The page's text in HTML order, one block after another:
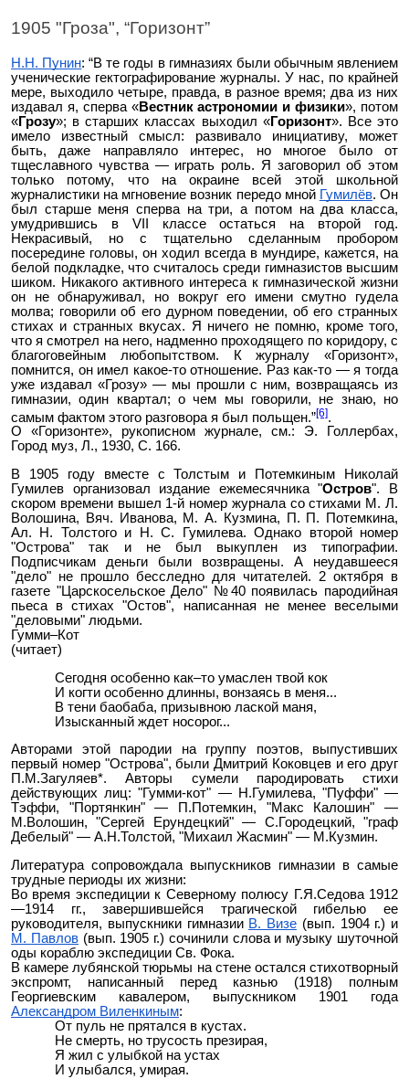
1905 "Гроза", “Горизонт”
Н.Н. Пунин: “В те годы в гимназиях были обычным явлением
ученические гектографирование журналы. У нас, по крайней
мере, выходило четыре, правда, в разное время; два из них
издавал я, сперва «Вестник астрономии и физики», потом
«Грозу»; в старших классах выходил «Горизонт». Все это
имело известный смысл: развивало инициативу, может
быть, даже направляло интерес, но многое было от
тщеславного чувства — играть роль. Я заговорил об этом
только потому, что на окраине всей этой школьной
журналистики на мгновение возник передо мной Гумилёв. Он
был старше меня сперва на три, а потом на два класса,
умудрившись в VII классе остаться на второй год.
Некрасивый, но с тщательно сделанным пробором
посередине головы, он ходил всегда в мундире, кажется, на
белой подкладке, что считалось среди гимназистов высшим
шиком. Никакого активного интереса к гимназической жизни
он не обнаруживал, но вокруг его имени смутно гудела
молва; говорили об его дурном поведении, об его странных
стихах и странных вкусах. Я ничего не помню, кроме того,
что я смотрел на него, надменно проходящего по коридору, с
благоговейным любопытством. К журналу «Горизонт»,
помнится, он имел какое-то отношение. Раз как-то — я тогда
уже издавал «Грозу» — мы прошли с ним, возвращаясь из
гимназии, один квартал; о чем мы говорили, не знаю, но
самым фактом этого разговора я был польщен.”[6].
О «Горизонте», рукописном журнале, см.: Э. Голлербах,
Город муз, Л., 1930, С. 166.
В 1905 году вместе с Толстым и Потемкиным Николай
Гумилев организовал издание ежемесячника "Остров". В
скором времени вышел 1-й номер журнала со стихами М. Л.
Волошина, Вяч. Иванова, М. А. Кузмина, П. П. Потемкина,
Ал. Н. Толстого и Н. С. Гумилева. Однако второй номер
"Острова" так и не был выкуплен из типографии.
Подписчикам деньги были возвращены. А неудавшееся
"дело" не прошло бесследно для читателей. 2 октября в
газете "Царскосельское Дело" №40 появилась пародийная
пьеса в стихах "Остов", написанная не менее веселыми
"деловыми" людьми.
Гумми–Кот
(читает)
Сегодня особенно как–то умаслен твой кок
И когти особенно длинны, вонзаясь в меня...
В тени баобаба, призывною лаской маня,
Изысканный ждет носорог...
Авторами этой пародии на группу поэтов, выпустивших
первый номер "Острова", были Дмитрий Коковцев и его друг
П.М.Загуляев*. Авторы сумели пародировать стихи
действующих лиц: "Гумми-кот" — Н.Гумилева, "Пуффи" —
Тэффи, "Портянкин" — П.Потемкин, "Макс Калошин" —
М.Волошин, "Сергей Ерундецкий" — С.Городецкий, "граф
Дебелый" — А.Н.Толстой, "Михаил Жасмин" — М.Кузмин.
Литература сопровождала выпускников гимназии в самые
трудные периоды их жизни:
Во время экспедиции к Северному полюсу Г.Я.Седова 1912
—1914 гг., завершившейся трагической гибелью ее
руководителя, выпускники гимназии В. Визе (вып. 1904 г.) и
М. Павлов(вып. 1905 г.) сочинили слова и музыку шуточной
оды кораблю экспедиции Св. Фока.
В камере лубянской тюрьмы на стене остался стихотворный
экспромт, написанный перед казнью (1918) полным
Георгиевским кавалером, выпускником 1901 года
Александром Виленкиным:
От пуль не прятался в кустах.
Не смерть, но трусость презирая,
Я жил с улыбкой на устах
И улыбался, умирая.